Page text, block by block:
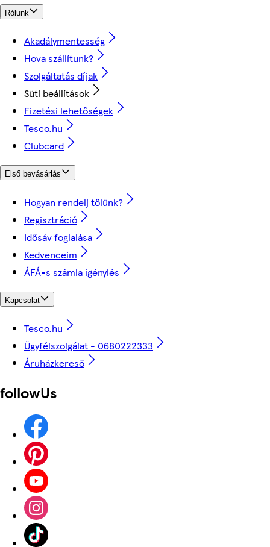
Rólunk
Akadálymentesség
Hova szállítunk?
Szolgáltatás díjak
Süti beállítások
Fizetési lehetőségek
Tesco.hu
Clubcard
Első bevásárlás
Hogyan rendelj tőlünk?
Regisztráció
Idősáv foglalása
Kedvenceim
ÁFÁ-s számla igénylés
Kapcsolat
Tesco.hu
Ügyfélszolgálat - 0680222333
Áruházkereső
followUs